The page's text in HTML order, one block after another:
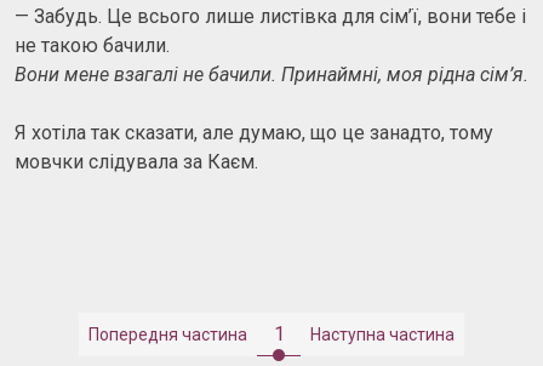
— Забудь. Це всього лише листівка для сім’ї, вони тебе і
не такою бачили.
Вони мене взагалі не бачили. Принаймні, моя рідна сім’я.
Я хотіла так сказати, але думаю, що це занадто, тому
мовчки слідувала за Каєм.
Попередня частина 1 Наступна частина